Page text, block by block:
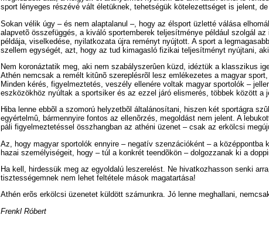
sport lényeges részévé vált életüknek, tehetségük kötelezettséget is jelent,
Sokan vélik úgy – és nem alaptalanul –, hogy az élsport üzletté válása
alapvetõ összefüggés, a kiváló sportemberek teljesítménye például szolgál
példája, viselkedése, nyilatkozata újra reményt nyújtott. A sport a
szellem egységét, azt, hogy az tud kimagasló fizikai teljesítményt nyújtani, aki
Nem koronáztatik meg, aki nem szabályszerûen küzd, idéztük a klasszikus
Athén nemcsak a remélt kitûnõ szereplésrõl lesz emlékezetes a magyar
Minden kérés, figyelmeztetés, veszély ellenére voltak magyar sportolók –
eszközökhöz nyúltak a sportsiker és az ezzel járó elismerés, többek között a
Hiba lenne ebbõl a szomorú helyzetbõl általánosítani, hiszen két sportágra
egyértelmû, bármennyire fontos az ellenõrzés, megoldást nem jelent. A
páli figyelmeztetéssel összhangban az athéni üzenet – csak az erkölcsi
Az, hogy magyar sportolók ennyire – negatív szenzációként – a
hazai személyiségeit, hogy – túl a konkrét teendõkön – dolgozzanak ki a
Ha kell, hirdessük meg az egyoldalú leszerelést. Ne hivatkozhasson senki
tisztességemnek nem lehet feltétele mások magatartása!
Athén erõs erkölcsi üzenetet küldött számunkra. Jó lenne meghallani,
Frenkl Róbert